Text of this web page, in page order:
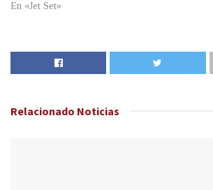
En «Jet Set»
Relacionado Noticias